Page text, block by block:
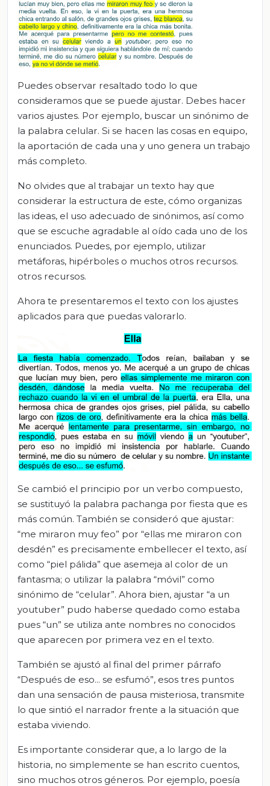
Puedes observar resaltado todo lo que
consideramos que se puede ajustar. Debes hacer
varios ajustes. Por ejemplo, buscar un sinónimo de
la palabra celular. Si se hacen las cosas en equipo,
la aportación de cada una y uno genera un trabajo
más completo.
No olvides que al trabajar un texto hay que
considerar la estructura de este, cómo organizas
las ideas, el uso adecuado de sinónimos, así como
que se escuche agradable al oído cada uno de los
enunciados. Puedes, por ejemplo, utilizar
metáforas, hipérboles o muchos otros recursos.
otros recursos.
Ahora te presentaremos el texto con los ajustes
aplicados para que puedas valorarlo.
Se cambió el principio por un verbo compuesto,
se sustituyó la palabra pachanga por fiesta que es
más común. También se consideró que ajustar:
“me miraron muy feo” por “ellas me miraron con
desdén” es precisamente embellecer el texto, así
como “piel pálida” que asemeja al color de un
fantasma; o utilizar la palabra “móvil” como
sinónimo de “celular”. Ahora bien, ajustar “a un
youtuber” pudo haberse quedado como estaba
pues “un” se utiliza ante nombres no conocidos
que aparecen por primera vez en el texto.
También se ajustó al final del primer párrafo
“Después de eso... se esfumó”, esos tres puntos
dan una sensación de pausa misteriosa, transmite
lo que sintió el narrador frente a la situación que
estaba viviendo.
Es importante considerar que, a lo largo de la
historia, no simplemente se han escrito cuentos,
sino muchos otros géneros. Por ejemplo, poesía